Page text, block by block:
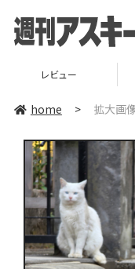
レビュー
home > 拡大画